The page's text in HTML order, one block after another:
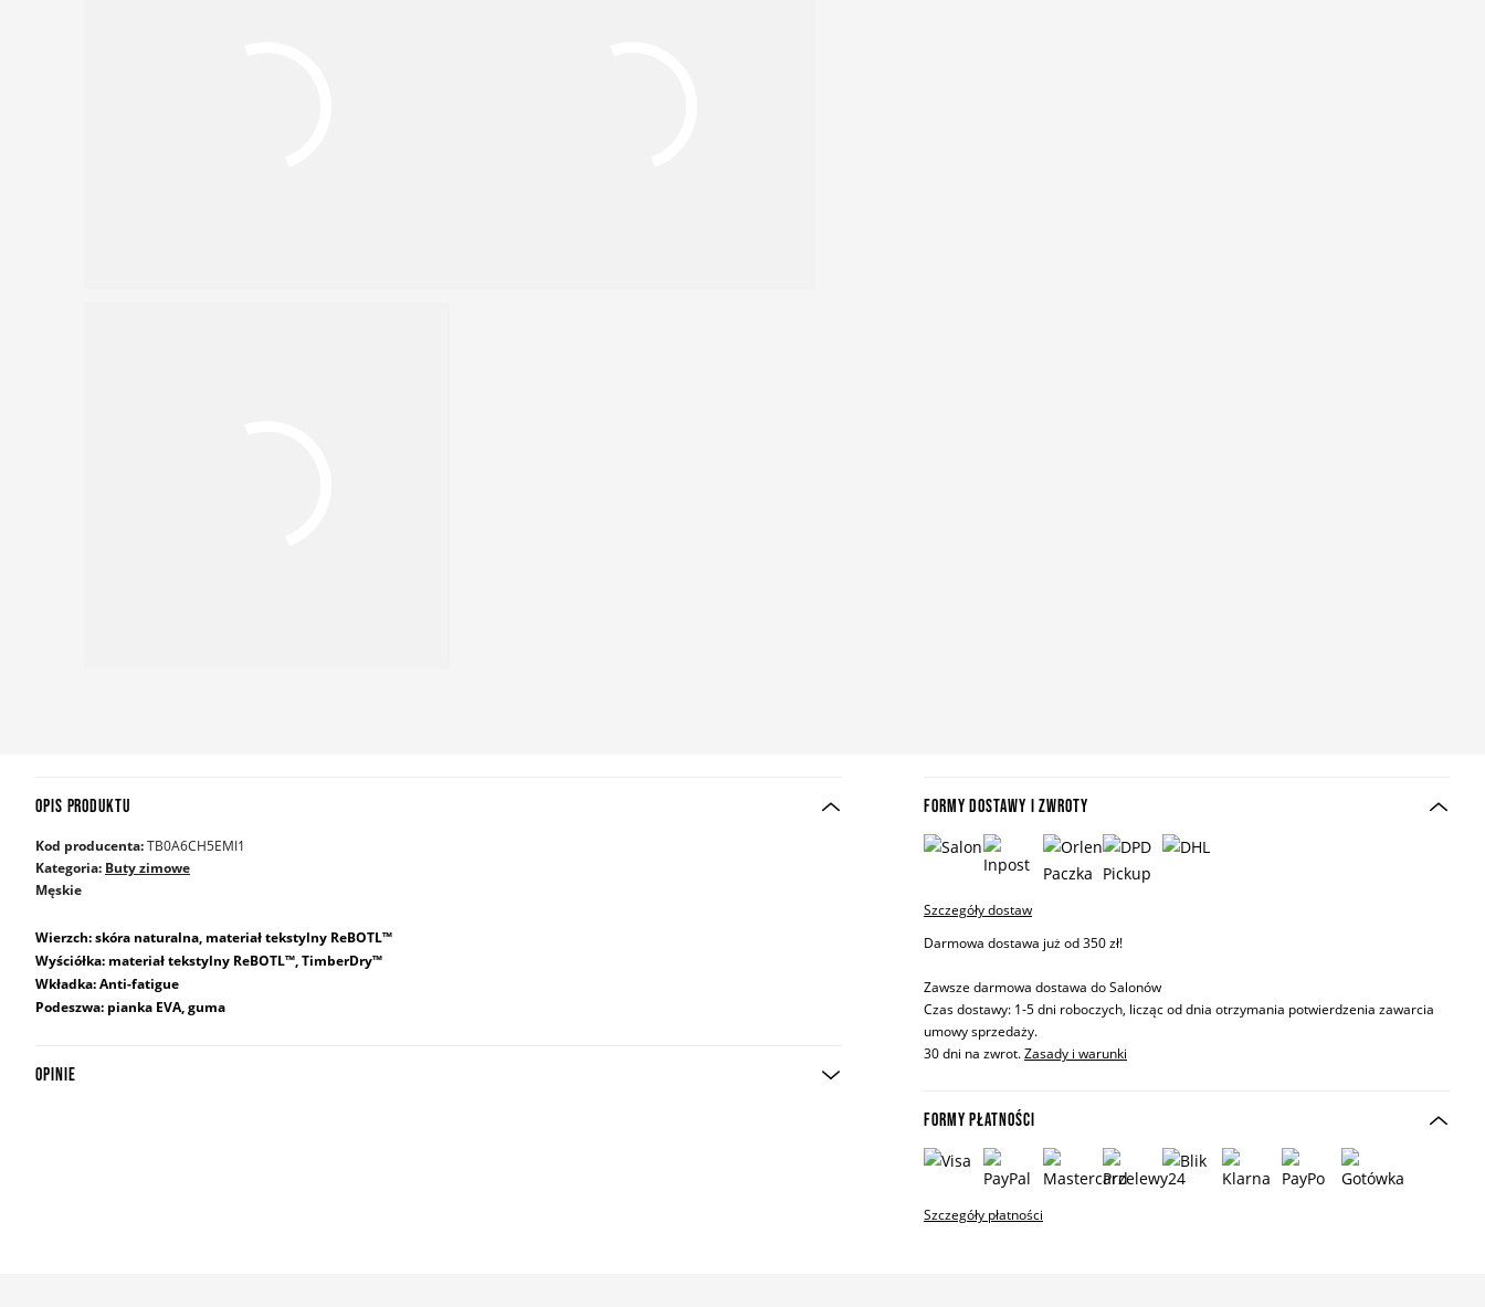
OPIS PRODUKTU
Kod producenta:TB0A6CH5EMI1
Kategoria: Buty zimowe
Męskie
Wierzch: skóra naturalna, materiał tekstylny ReBOTL™
Wyściółka: materiał tekstylny ReBOTL™, TimberDry™
Wkładka: Anti-fatigue
Podeszwa: pianka EVA, guma
OPINIE
FORMY DOSTAWY I ZWROTY
Szczegóły dostaw
Darmowa dostawa już od 350 zł!
Zawsze darmowa dostawa do Salonów
Czas dostawy: 1-5 dni roboczych, licząc od dnia otrzymania potwierdzenia zawarcia
umowy sprzedaży.
30 dni na zwrot. Zasady i warunki
FORMY PŁATNOŚCI
Szczegóły płatności